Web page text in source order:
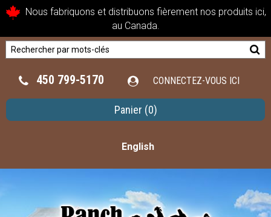
Nous fabriquons et distribuons fièrement nos produits ici,
au Canada.
450 799-5170 CONNECTEZ-VOUS ICI
Panier (0)
English